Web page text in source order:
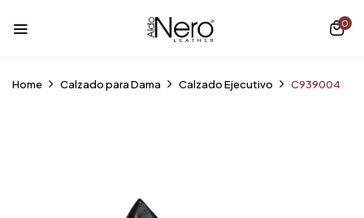
0
Home Calzado para Dama Calzado Ejecutivo C939004